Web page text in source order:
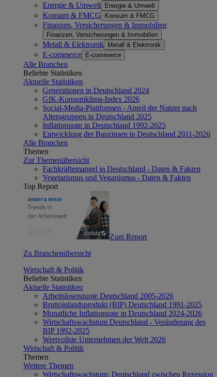
Energie & Umwelt Energie & Umwelt
Konsum & FMCG Konsum & FMCG
Finanzen, Versicherungen & Immobilien
Finanzen, Versicherungen & Immobilien
Metall & Elektronik Metall & Elektronik
E-commerce E-commerce
Alle Branchen
Beliebte Statistiken
Aktuelle Statistiken
Generationen in Deutschland 2024
GfK-Konsumklima-Index 2026
Social-Media-Plattformen - Anteil der Nutzer nach
Altersgruppen in Deutschland 2025
Inflationsrate in Deutschland 1992-2025
Entwicklung der Bauzinsen in Deutschland 2011-2026
Alle Branchen
Themen
Zur Themenübersicht
Fachkräftemangel in Deutschland - Daten & Fakten
Vegetarismus und Veganismus - Daten & Fakten
Top Report
Zum Report
Zu Branchenübersicht
Wirtschaft & Politik
Beliebte Statistiken
Aktuelle Statistiken
Arbeitslosenquote Deutschland 2005-2026
Bruttoinlandsprodukt (BIP) Deutschland 1991-2025
Monatliche Inflationsrate in Deutschland 2024-2026
Wirtschaftswachstum Deutschland - Veränderung des
BIP 1992-2025
Wertvollste Unternehmen der Welt 2026
Wirtschaft & Politik
Themen
Weitere Themen
Wirtschaftswachstum: Deutschland zwischen Rezession